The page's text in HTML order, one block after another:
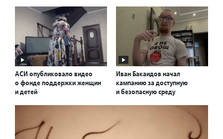
АСИ опубликовало видео
о фонде поддержки женщин
и детей
Иван Бакаидов начал
кампанию за доступную
и безопасную среду